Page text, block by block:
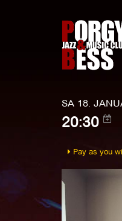
SA 18.
20:30
Pay as you